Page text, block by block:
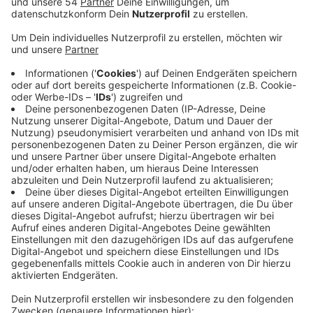
Anzeige
Demnach ist der Höhepunkt der Krise noch nicht
erreicht, obwohl der Befall schon jetzt historisches
Ausmaß habe, heißt es. Das warme und trockene
Wetter befördere im Moment die zweite Borkenkäfer-
Generation und verschärfe die ohnehin dramatische
Situation in den Wäldern, so die Einschätzung des
NRW-Umweltministeriums nach einem Treffen mit
einem Expertenteam. Auch in Mönchengladbachs
sterben die Fichten ab. Durch die Trockenheit sind die
Bäume nicht robust genug um sich gegen den
Borkenkäfer zu wehren. Ca. 85% der Fichten sind bei
uns betroffen, vor allem im Hardter und Wickrather
gefällt werden um den Befall einzudämmen.